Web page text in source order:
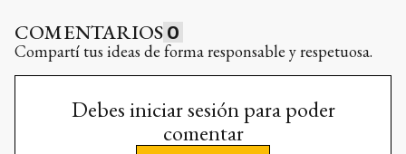
COMENTARIOS 0
Compartí tus ideas de forma responsable y respetuosa.
Debes iniciar sesión para poder
comentar